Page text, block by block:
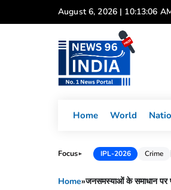
to
August 6, 2026 | 10:13:07
Home World
Focus► IPL-2026 Crime
Home»जनसमस्याओं के समाधान पर